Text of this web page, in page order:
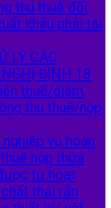
thu thuế đối
khẩu phải tái
LÝ CÁC
ĐỊNH 18
thuế/giảm
thu thuế/nộp
vụ hoàn
nộp thừa
từ hoạt
thải rắn